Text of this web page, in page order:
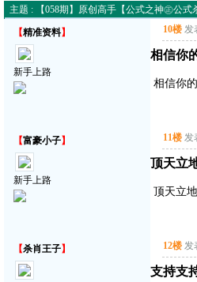
主题 : 【058期】原创高手【公式之神㊣公
【精准资料】
新手上路
10楼 发
相信你
相信你
【富豪小子】
新手上路
11楼 发
顶天立
顶天立
【杀肖王子】 12楼 发
支持支